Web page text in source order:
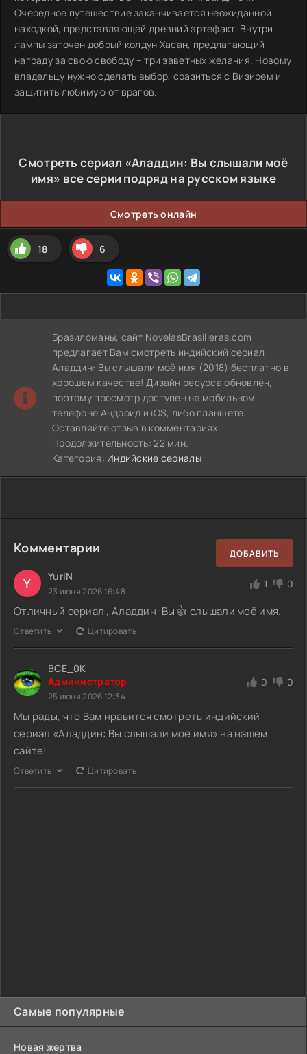
Самые популярные
Новая жертва
Очередное путешествие заканчивается неожиданной
находкой, представляющей древний артефакт. Внутри
лампы заточен добрый колдун Хасан, предлагающий
награду за свою свободу – три заветных желания. Новому
владельцу нужно сделать выбор, сразиться с Визирем и
защитить любимую от врагов.
Смотреть сериал «Аладдин: Вы слышали моё
имя» все серии подряд на русском языке
Смотреть онлайн
18 6
Бразиломаны, сайт NovelasBrasilieras.com
предлагает Вам смотреть индийский сериал
Аладдин: Вы слышали моё имя (2018) бесплатно в
хорошем качестве! Дизайн ресурса обновлён,
поэтому просмотр доступен на мобильном
телефоне Андроид и iOS, либо планшете.
Оставляйте отзыв в комментариях.
Продолжительность: 22 мин.
Категория: Индийские сериалы
Комментарии ДОБАВИТЬ
Y YuriN
23 июня 2026 16:48
1 0
Отличный сериал , Аладдин :Вы 👍 слышали моё имя.
Ответить Цитировать
BCE_0K
Администратор
25 июня 2026 12:34
0 0
Мы рады, что Вам нравится смотреть индийский
сериал «Аладдин: Вы слышали моё имя» на нашем
сайте!
Ответить Цитировать